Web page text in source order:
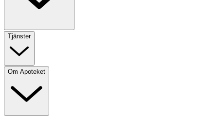
Tjänster
Om Apoteket